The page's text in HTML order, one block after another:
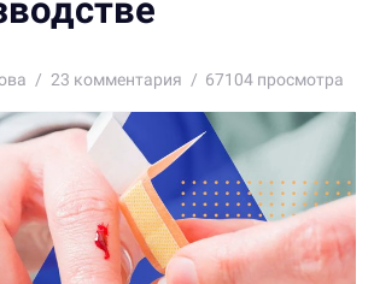
23 комментария 67104 просмотра